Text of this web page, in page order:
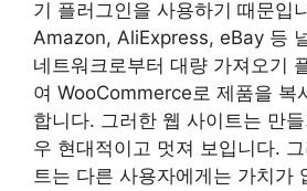
기 플러그인을 사용하기 때문입
Amazon, AliExpress, eBay 등
네트워크로부터 대량 가져오기
여 WooCommerce로 제품을 복
합니다. 그러한 웹 사이트는 만
우 현대적이고 멋져 보입니다.
트는 다른 사용자에게는 가치가